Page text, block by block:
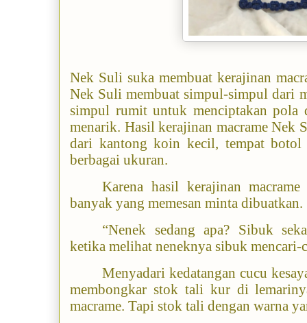
Nek Suli suka membuat kerajinan
Nek Suli membuat simpul-simpul dari
simpul rumit untuk menciptakan pola
menarik. Hasil kerajinan macrame Nek
dari kantong koin kecil, tempat botol
berbagai ukuran.
Karena hasil kerajinan
banyak yang memesan minta dibuatkan.
“Nenek sedang apa? Sibuk
ketika melihat neneknya sibuk mencari-
Menyadari kedatangan cucu
membongkar stok tali kur di
macrame. Tapi stok tali dengan warna